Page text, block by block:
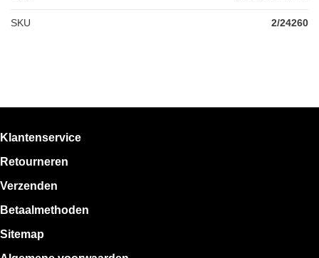
SKU 2/24260
Klantenservice
Retourneren
Verzenden
Betaalmethoden
Sitemap